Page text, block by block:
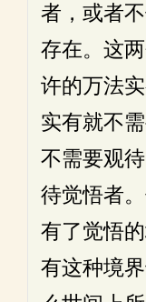
者，或者
存在。这
许的万法
实有就不
不需要观
待觉悟者
有了觉悟
有这种境